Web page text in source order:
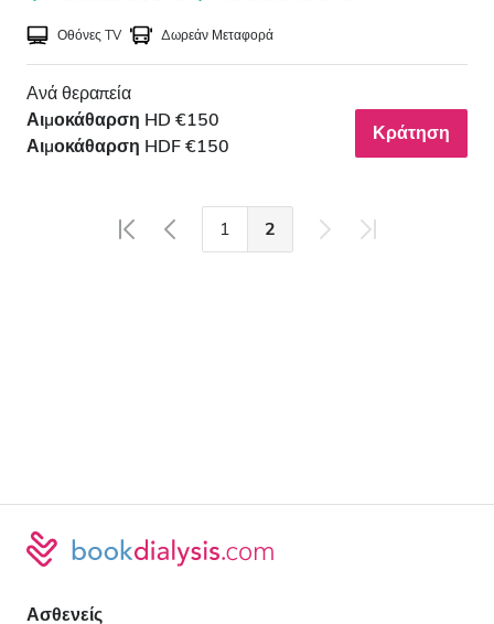
Οθόνες TV Δωρεάν Μεταφορά
Ανά θεραπεία
Αιμοκάθαρση HD €150
Αιμοκάθαρση HDF €150
Κράτηση
1 2
Ασθενείς